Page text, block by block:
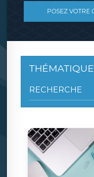
POSEZ VOTRE